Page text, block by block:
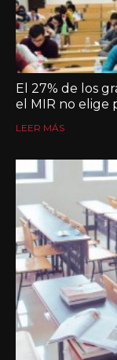
El 27% de los
el MIR no elige
LEER MÁS